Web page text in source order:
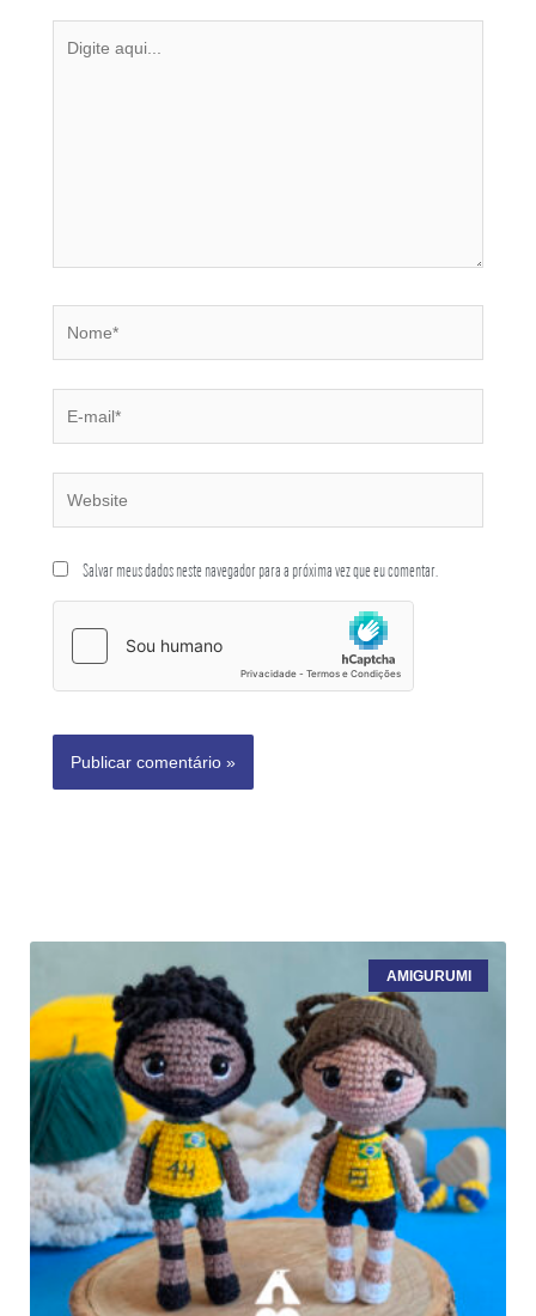
Salvar meus dados neste navegador para a próxima vez que eu comentar.
AMIGURUMI